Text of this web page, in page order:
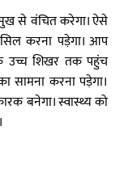
से वंचित करेगा। ऐसे
करना पड़ेगा। आप
उच्च शिखर तक पहुंच
सामना करना पड़ेगा।
बनेगा। स्वास्थ्य को